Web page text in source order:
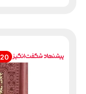
20